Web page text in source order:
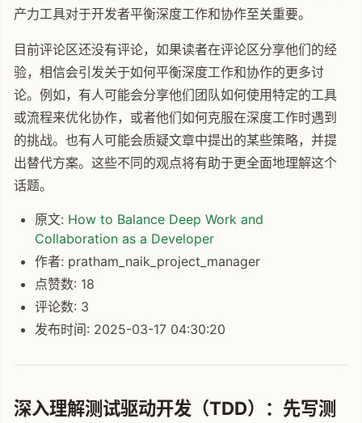
产力工具对于开发者平衡深度工作和协作至关重要。
目前评论区还没有评论，如果读者在评论区分享他们的经
验，相信会引发关于如何平衡深度工作和协作的更多讨
论。例如，有人可能会分享他们团队如何使用特定的工具
或流程来优化协作，或者他们如何克服在深度工作时遇到
的挑战。也有人可能会质疑文章中提出的某些策略，并提
出替代方案。这些不同的观点将有助于更全面地理解这个
话题。
原文: How to Balance Deep Work and
Collaboration as a Developer
作者: pratham_naik_project_manager
点赞数: 18
评论数: 3
发布时间: 2025-03-17 04:30:20
深入理解测试驱动开发（TDD）：先写测